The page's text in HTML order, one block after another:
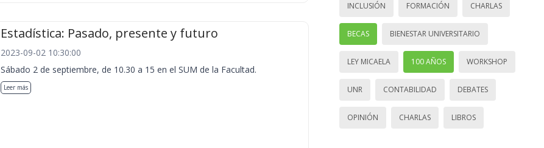
Estadística: Pasado, presente y futuro
2023-09-02 10:30:00
Sábado 2 de septiembre, de 10.30 a 15 en el SUM de la Facultad.
Leer más
INCLUSIÓN FORMACIÓN CHARLAS
BECAS BIENESTAR UNIVERSITARIO
LEY MICAELA 100 AÑOS WORKSHOP
UNR CONTABILIDAD DEBATES
OPINIÓN CHARLAS LIBROS